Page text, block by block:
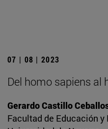
07 | 08 | 2023
Del homo sapiens al
Gerardo Castillo
Facultad de Educación